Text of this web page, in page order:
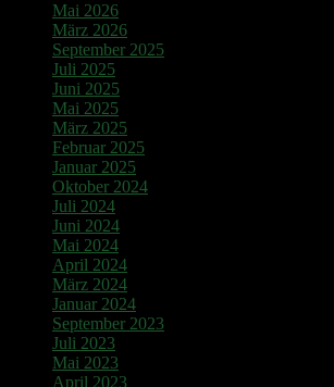
Mai 2026
März 2026
September 2025
Juli 2025
Juni 2025
Mai 2025
März 2025
Februar 2025
Januar 2025
Oktober 2024
Juli 2024
Juni 2024
Mai 2024
April 2024
März 2024
Januar 2024
September 2023
Juli 2023
Mai 2023
April 2023